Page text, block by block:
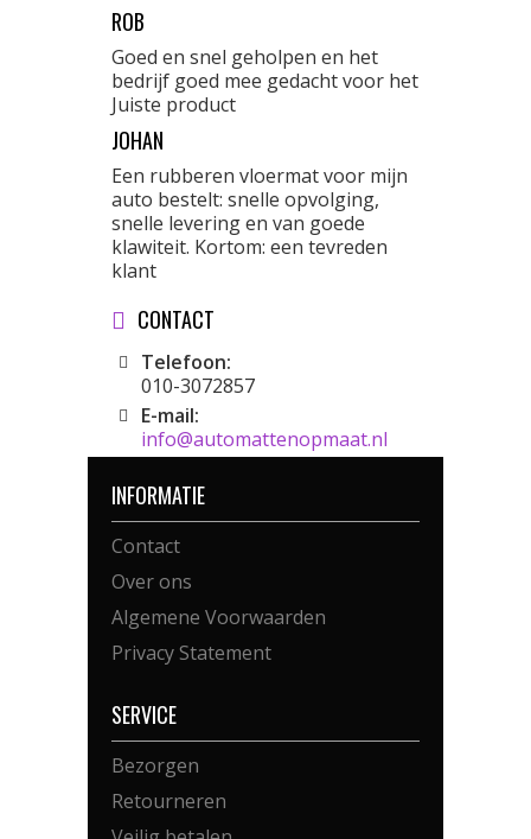
ROB
Goed en snel geholpen en het
bedrijf goed mee gedacht voor het
Juiste product
JOHAN
Een rubberen vloermat voor mijn
auto bestelt: snelle opvolging,
snelle levering en van goede
klawiteit. Kortom: een tevreden
klant
CONTACT
Telefoon:
010-3072857
E-mail:
info@automattenopmaat.nl
INFORMATIE
Contact
Over ons
Algemene Voorwaarden
Privacy Statement
SERVICE
Bezorgen
Retourneren